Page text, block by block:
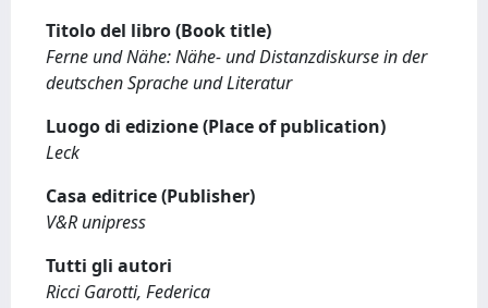
Titolo del libro (Book title)
Ferne und Nähe: Nähe- und Distanzdiskurse in der
deutschen Sprache und Literatur
Luogo di edizione (Place of publication)
Leck
Casa editrice (Publisher)
V&R unipress
Tutti gli autori
Ricci Garotti, Federica